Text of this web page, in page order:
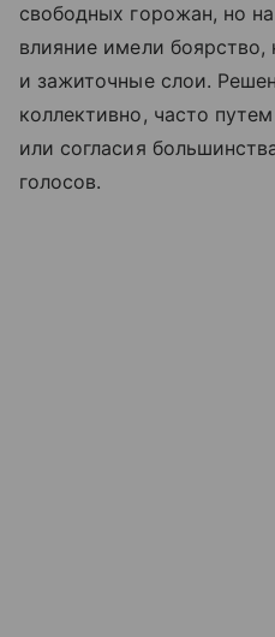
свободных горожан, но
влияние имели боярство,
и зажиточные слои.
коллективно, часто
или согласия
голосов.